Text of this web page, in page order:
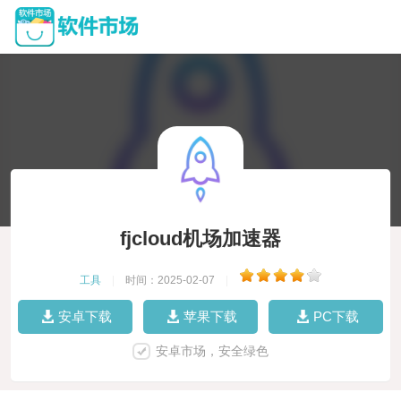
fjcloud机场加速器
工具 时间：2025-02-07
安卓下载 苹果下载 PC下载
安卓市场，安全绿色